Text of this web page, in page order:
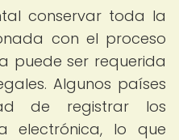
conservar toda la
con el proceso
puede ser requerida
Algunos países
de registrar los
electrónica, lo que